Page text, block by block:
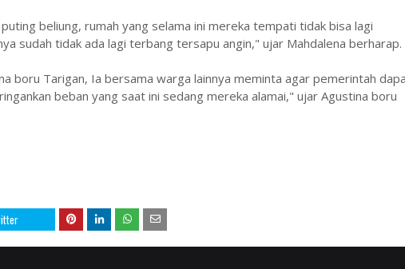
beliung, rumah yang selama ini mereka tempati tidak bisa lagi
sudah tidak ada lagi terbang tersapu angin," ujar Mahdalena berharap.
boru Tarigan, Ia bersama warga lainnya meminta agar pemerintah
beban yang saat ini sedang mereka alamai," ujar Agustina boru